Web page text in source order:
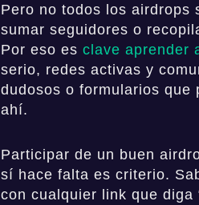
Pero no todos los airdrops
sumar seguidores o
Por eso es clave aprender
serio, redes activas y
dudosos o formularios que
ahí.
Participar de un buen
sí hace falta es criterio.
con cualquier link que diga